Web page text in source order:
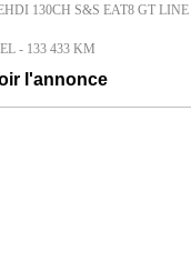
130CH S&S EAT8 GT LINE
- 133 433 KM
l'annonce